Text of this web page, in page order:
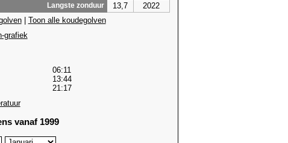
Langste zonduur 13,7
2022
| Toon alle koudegolven
grafiek
06:11
13:44
21:17
vanaf 1999